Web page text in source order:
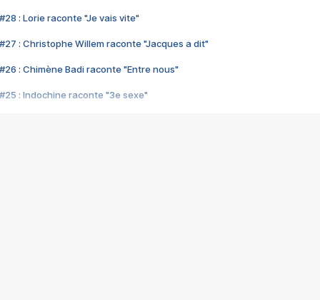
#28 : Lorie raconte "Je vais vite"
#27 : Christophe Willem raconte "Jacques a dit"
#26 : Chimène Badi raconte "Entre nous"
#25 : Indochine raconte "3e sexe"